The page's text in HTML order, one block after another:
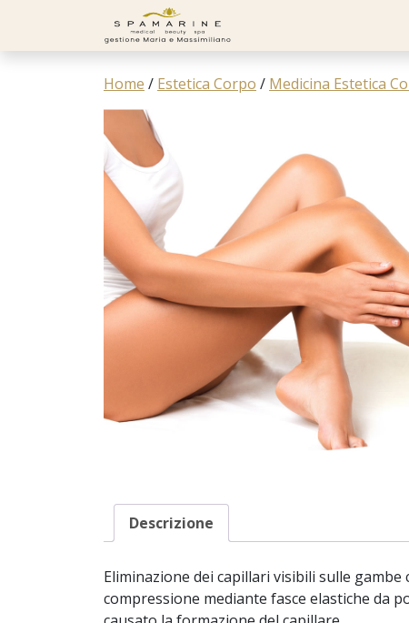
Home / Estetica Corpo / Medicina Estetica
Descrizione
Eliminazione dei capillari visibili sulle
compressione mediante fasce elastiche da